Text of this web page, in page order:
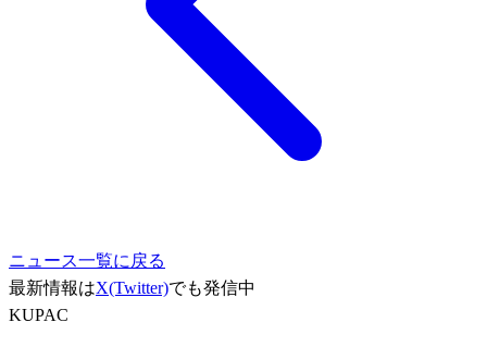
ニュース一覧に戻る
最新情報はX(Twitter)でも発信中
KUPAC